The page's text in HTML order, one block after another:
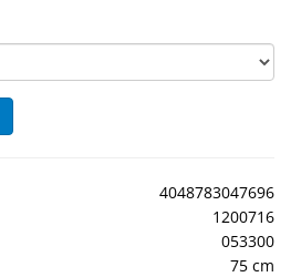
4048783047696
1200716
053300
75 cm